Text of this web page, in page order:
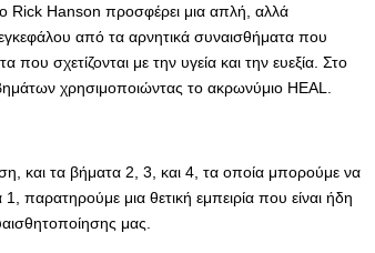
Rick Hanson προσφέρει μια απλή, αλλά
από τα αρνητικά συναισθήματα που
σχετίζονται με την υγεία και την ευεξία. Στο
χρησιμοποιώντας το ακρωνύμιο HEAL.
και τα βήματα 2, 3, και 4, τα οποία μπορούμε να
παρατηρούμε μια θετική εμπειρία που είναι ήδη
μας.